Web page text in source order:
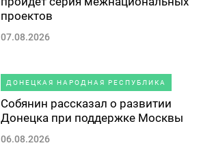
проектов
07.08.2026
ДОНЕЦКАЯ НАРОДНАЯ РЕСПУБЛИКА
Собянин рассказал о развитии
Донецка при поддержке Москвы
06.08.2026